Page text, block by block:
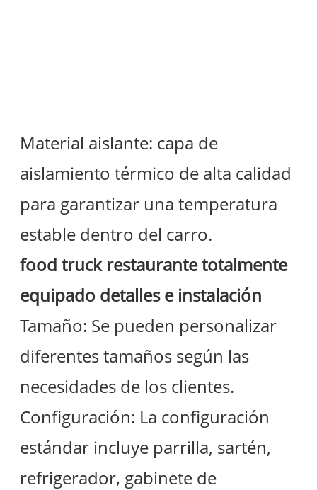
Material aislante: capa de
aislamiento térmico de alta calidad
para garantizar una temperatura
estable dentro del carro.
food truck restaurante totalmente
equipado detalles e instalación
Tamaño: Se pueden personalizar
diferentes tamaños según las
necesidades de los clientes.
Configuración: La configuración
estándar incluye parrilla, sartén,
refrigerador, gabinete de